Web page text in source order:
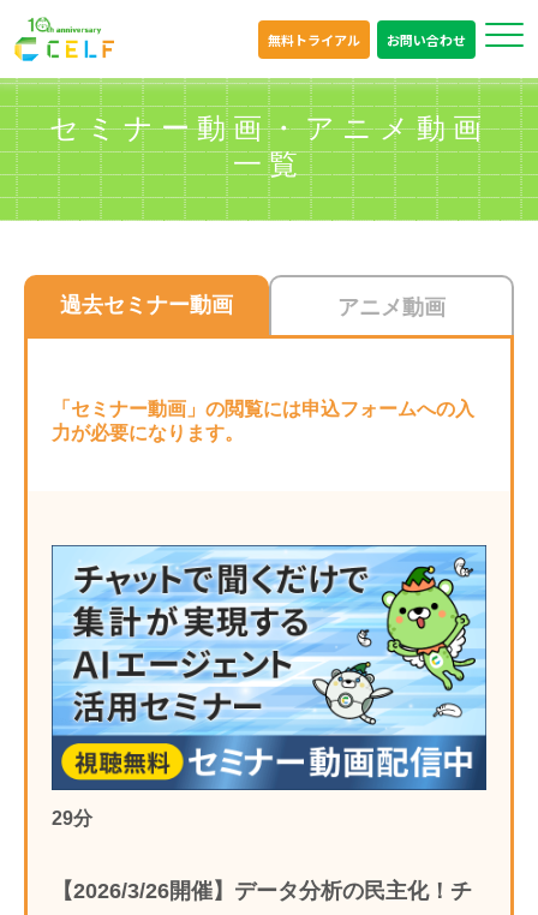
無料トライアル お問い合わせ
セミナー動画・アニメ動画
一覧
過去セミナー動画 アニメ動画
「セミナー動画」の閲覧には申込フォームへの入
力が必要になります。
29分
【2026/3/26開催】データ分析の民主化！チ